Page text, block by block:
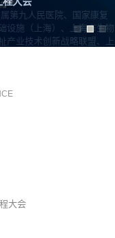
九人民医院、国家康复
（上海）、上海市生物
技术创新战略联盟、上
育部工程研究中心共同
届国际康复医学与康复
大会